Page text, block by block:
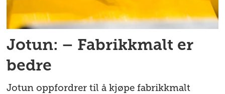
Jotun: – Fabrikkmalt er
bedre
Jotun oppfordrer til å kjøpe fabrikkmalt